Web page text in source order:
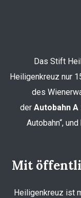
Das Stift
Heiligenkreuz nur
des
der Autobahn A
Autobahn“,
Mit
Heiligenkreuz ist